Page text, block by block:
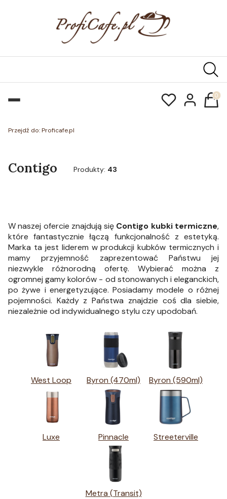
Przejdź do:Proficafe.pl
Contigo Produkty: 43
W naszej ofercie znajdują się Contigo kubki termiczne,
które fantastycznie łączą funkcjonalność z estetyką.
Marka ta jest liderem w produkcji kubków termicznych i
mamy przyjemność zaprezentować Państwu jej
niezwykle różnorodną ofertę. Wybierać można z
ogromnej gamy kolorów - od stonowanych i eleganckich,
po żywe i energetyzujące. Posiadamy modele o różnej
pojemności. Każdy z Państwa znajdzie coś dla siebie,
niezależnie od indywidualnego stylu czy upodobań.
West Loop Byron (470ml) Byron (590ml)
Luxe Pinnacle Streeterville
Metra (Transit)